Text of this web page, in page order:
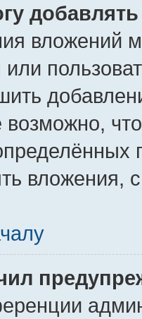
вложений
вложения,